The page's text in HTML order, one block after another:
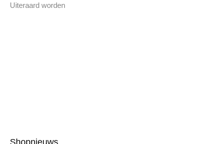
Uiteraard worden
Shopnieuws